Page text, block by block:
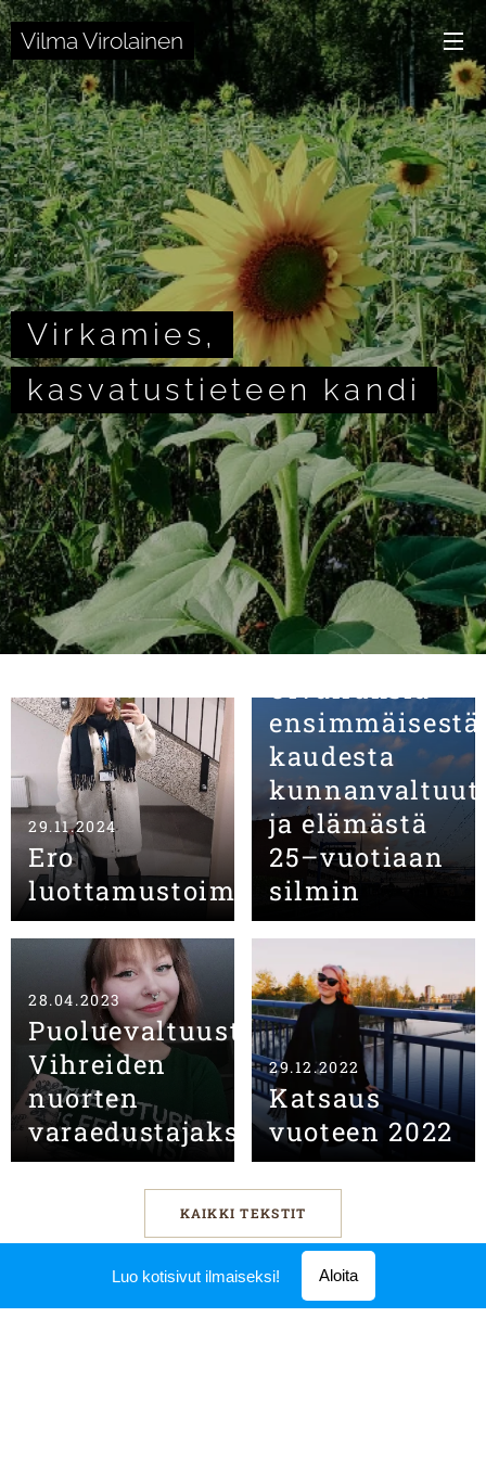
Vilma Virolainen
Virkamies,
kasvatustieteen kandi
29.11.2024
Ero
luottamustoimista
10.06.2024
Oivalluksia
ensimmäisestä
kaudesta
ja elämästä
25–vuotiaan
silmin ☀️
28.04.2023
Puoluevaltuustoon
Vihreiden
nuorten
varaedustajaksi!
29.12.2022
Katsaus
vuoteen 2022
KAIKKI TEKSTIT
Luo kotisivut ilmaiseksi! Aloita